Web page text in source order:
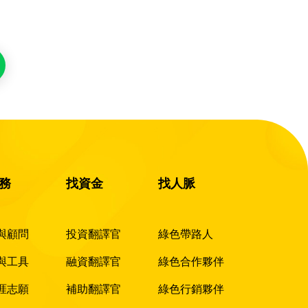
顧問
工具
志願
找資金
投資翻譯官
融資翻譯官
補助翻譯官
找人脈
綠色帶路人
綠色合作夥伴
綠色行銷夥伴